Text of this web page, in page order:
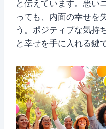
と伝えています。悪い
っても、内面の幸せを
う。ポジティブな気持
と幸せを手に入れる鍵で